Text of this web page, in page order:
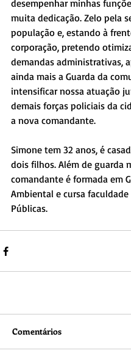
desempenhar minhas
muita dedicação. Zelo pela
população e, estando à
corporação, pretendo
demandas administrativas,
ainda mais a Guarda da
intensificar nossa atuação
demais forças policiais da
a nova comandante.
Simone tem 32 anos, é
dois filhos. Além de guarda
comandante é formada em
Ambiental e cursa faculdade
Públicas.
Comentários